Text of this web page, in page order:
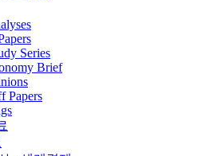
Series
Brief
Papers